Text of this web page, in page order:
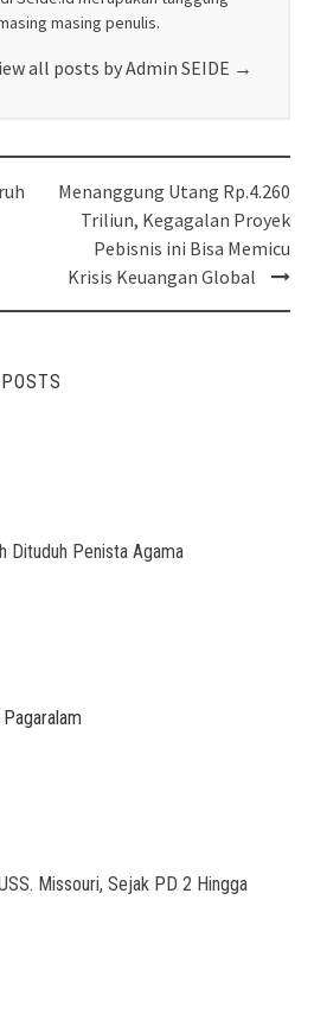
masing penulis.
all posts by Admin SEIDE →
Menanggung Utang Rp.4.260
Triliun, Kegagalan Proyek
Pebisnis ini Bisa Memicu
Krisis Keuangan Global
Dituduh Penista Agama
Missouri, Sejak PD 2 Hingga